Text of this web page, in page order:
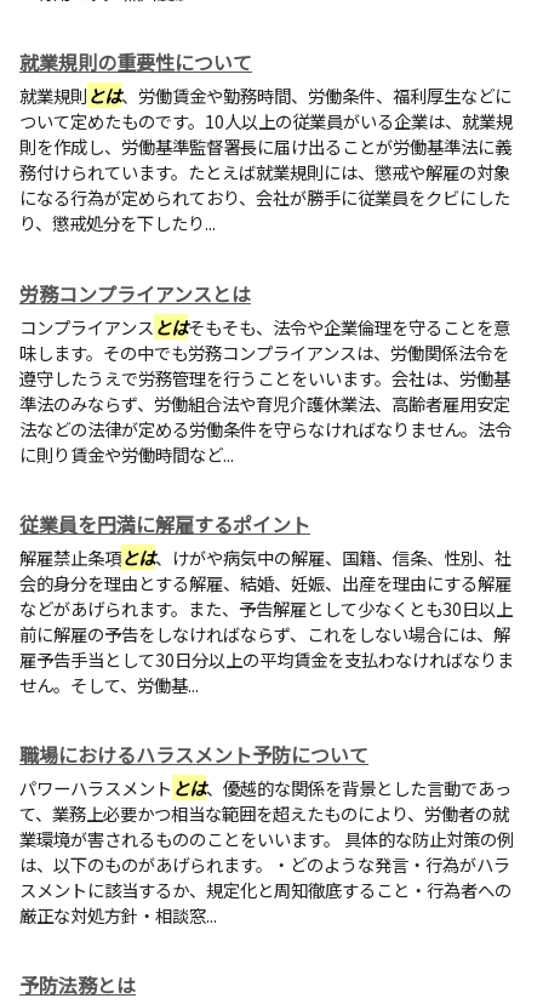
就業規則の重要性について
就業規則とは、労働賃金や勤務時間、労働条件、福利厚生などに
ついて定めたものです。10人以上の従業員がいる企業は、就業規
則を作成し、労働基準監督署長に届け出ることが労働基準法に義
務付けられています。たとえば就業規則には、懲戒や解雇の対象
になる行為が定められており、会社が勝手に従業員をクビにした
り、懲戒処分を下したり...
労務コンプライアンスとは
コンプライアンスとはそもそも、法令や企業倫理を守ることを意
味します。その中でも労務コンプライアンスは、労働関係法令を
遵守したうえで労務管理を行うことをいいます。会社は、労働基
準法のみならず、労働組合法や育児介護休業法、高齢者雇用安定
法などの法律が定める労働条件を守らなければなりません。法令
に則り賃金や労働時間など...
従業員を円満に解雇するポイント
解雇禁止条項とは、けがや病気中の解雇、国籍、信条、性別、社
会的身分を理由とする解雇、結婚、妊娠、出産を理由にする解雇
などがあげられます。また、予告解雇として少なくとも30日以上
前に解雇の予告をしなければならず、これをしない場合には、解
雇予告手当として30日分以上の平均賃金を支払わなければなりま
せん。そして、労働基...
職場におけるハラスメント予防について
パワーハラスメント とは、優越的な関係を背景とした言動であっ
て、業務上必要かつ相当な範囲を超えたものにより、労働者の就
業環境が害されるもののことをいいます。 具体的な防止対策の例
は、以下のものがあげられます。・どのような発言・行為がハラ
スメントに該当するか、規定化と周知徹底すること・行為者への
厳正な対処方針・相談窓...
予防法務とは